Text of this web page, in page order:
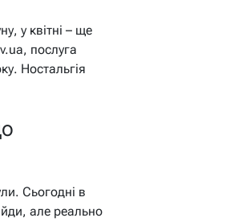
у квітні – ще
послуга
Ностальгія
Сьогодні в
але реально